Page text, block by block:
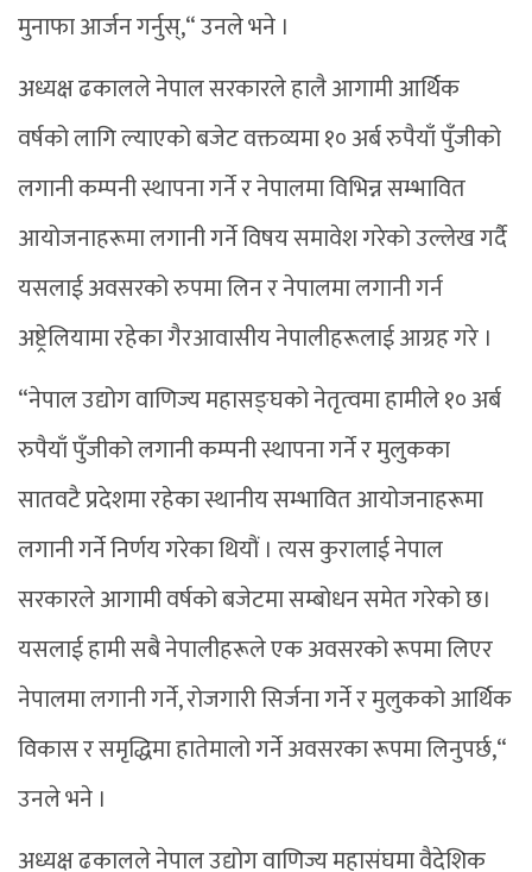
मुनाफा आर्जन गर्नुस्,“ उनले भने ।
अध्यक्ष ढकालले नेपाल सरकारले हालै आगामी आर्थिक
वर्षको लागि ल्याएको बजेट वक्तव्यमा १० अर्ब रुपैयाँ पुँजीको
लगानी कम्पनी स्थापना गर्ने र नेपालमा विभिन्न सम्भावित
आयोजनाहरूमा लगानी गर्ने विषय समावेश गरेको उल्लेख गर्दै
यसलाई अवसरको रुपमा लिन र नेपालमा लगानी गर्न
अष्ट्रेलियामा रहेका गैरआवासीय नेपालीहरूलाई आग्रह गरे ।
“नेपाल उद्योग वाणिज्य महासङ्घको नेतृत्वमा हामीले १० अर्ब
रुपैयाँ पुँजीको लगानी कम्पनी स्थापना गर्ने र मुलुकका
सातवटै प्रदेशमा रहेका स्थानीय सम्भावित आयोजनाहरूमा
लगानी गर्ने निर्णय गरेका थियौं । त्यस कुरालाई नेपाल
सरकारले आगामी वर्षको बजेटमा सम्बोधन समेत गरेको छ।
यसलाई हामी सबै नेपालीहरूले एक अवसरको रूपमा लिएर
नेपालमा लगानी गर्ने, रोजगारी सिर्जना गर्ने र मुलुकको आर्थिक
विकास र समृद्धिमा हातेमालो गर्ने अवसरका रूपमा लिनुपर्छ,“
उनले भने ।
अध्यक्ष ढकालले नेपाल उद्योग वाणिज्य महासंघमा वैदेशिक